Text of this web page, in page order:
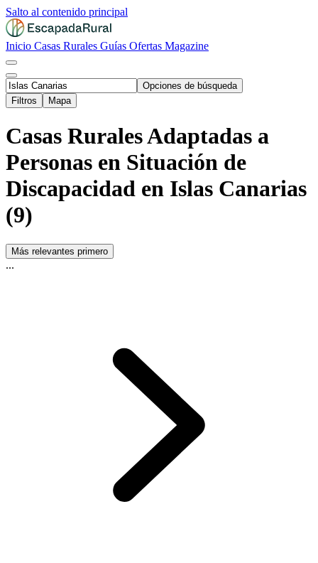
Salto al contenido principal
Inicio Casas Rurales Guías Ofertas Magazine
Opciones de búsqueda
Filtros
Mapa
Casas Rurales Adaptadas a
Personas en Situación de
Discapacidad en Islas Canarias
(9)
Más relevantes primero
...